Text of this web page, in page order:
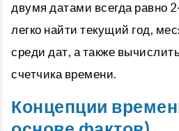
двумя датами всегда равно
легко найти текущий год,
среди дат, а также
счетчика времени.
Концепции